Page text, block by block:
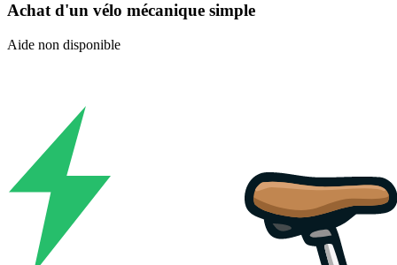
Achat d'un vélo mécanique simple
Aide non disponible